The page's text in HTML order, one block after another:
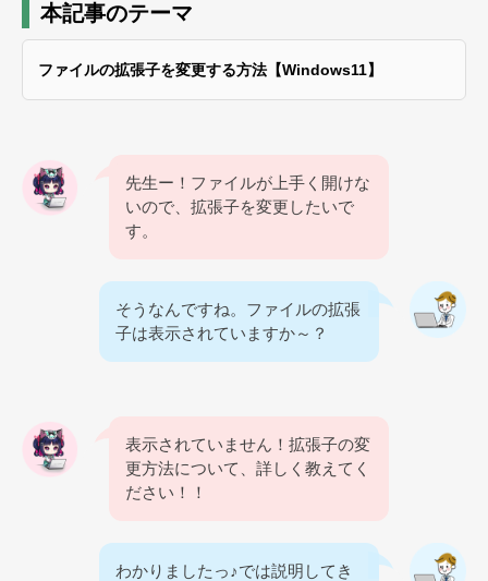
本記事のテーマ
ファイルの拡張子を変更する方法【Windows11】
先生ー！ファイルが上手く開けな
いので、拡張子を変更したいで
す。
そうなんですね。ファイルの拡張
子は表示されていますか～？
表示されていません！拡張子の変
更方法について、詳しく教えてく
ださい！！
わかりましたっ♪では説明してき